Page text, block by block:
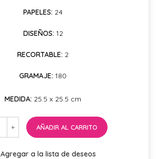
PAPELES: 24
DISEÑOS: 12
RECORTABLE: 2
GRAMAJE: 180
MEDIDA: 25.5 x 25.5 cm
AÑADIR AL CARRITO
Agregar a la lista de deseos